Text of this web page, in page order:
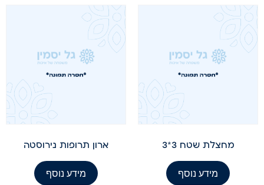
מחצלת שטח 3*3
מידע נוסף
ארון תרופות נירוסטה
מידע נוסף